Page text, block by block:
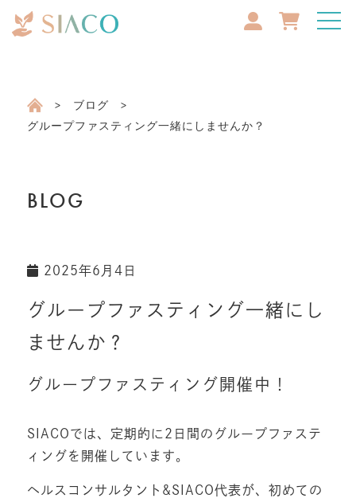
ブログ
グループファスティング一緒にしませんか？
BLOG
2025年6月4日
グループファスティング一緒にし
ませんか？
グループファスティング開催中！
SIACOでは、定期的に2日間のグループファステ
ィングを開催しています。
ヘルスコンサルタント&SIACO代表が、初めての